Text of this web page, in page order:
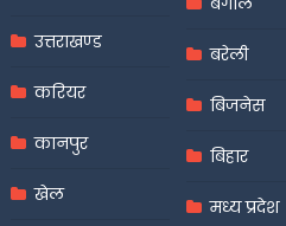
उत्तराखण्ड
करियर
कानपुर
खेल
बरेली
बिजनेस
बिहार
मध्य प्रदेश